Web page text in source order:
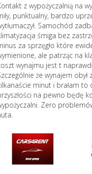
z wypożyczalnią na
punktualny, bardzo
Samochód
śmiga bez
za sprzęgło które
ale patrząc na
wynajmu jest t
że wynajem obył
minut i brałam to
na pewno będę
Zero